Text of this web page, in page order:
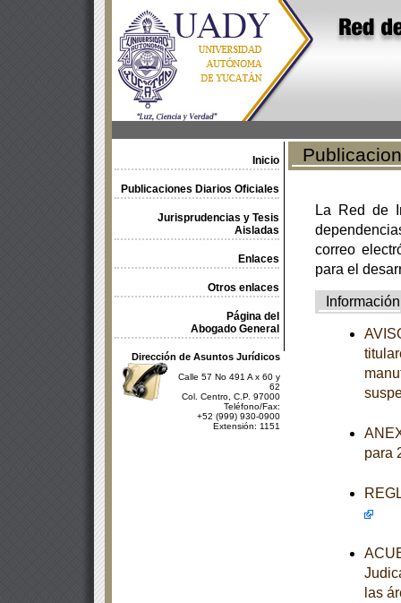
Inicio
Publicaciones Diarios Oficiales
Jurisprudencias y Tesis
Aisladas
Enlaces
Otros enlaces
Página del
Abogado General
Dirección de Asuntos Jurídicos
Calle 57 No 491 A x 60 y
62
Col. Centro, C.P. 97000
Teléfono/Fax:
+52 (999) 930-0900
Extensión: 1151
La Red de
correo
para el
Información
para
las